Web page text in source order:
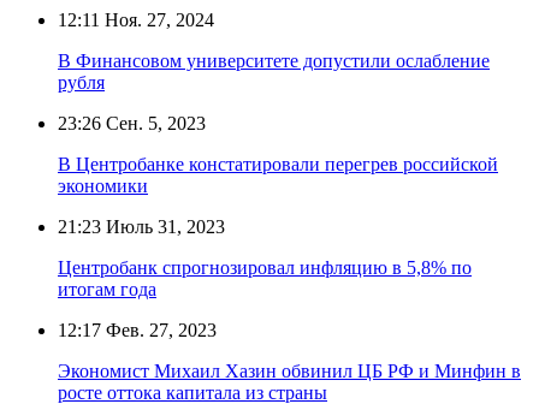
12:11 Ноя. 27, 2024
В Финансовом университете допустили ослабление
рубля
23:26 Сен. 5, 2023
В Центробанке констатировали перегрев российской
экономики
21:23 Июль 31, 2023
Центробанк спрогнозировал инфляцию в 5,8% по
итогам года
12:17 Фев. 27, 2023
Экономист Михаил Хазин обвинил ЦБ РФ и Минфин в
росте оттока капитала из страны